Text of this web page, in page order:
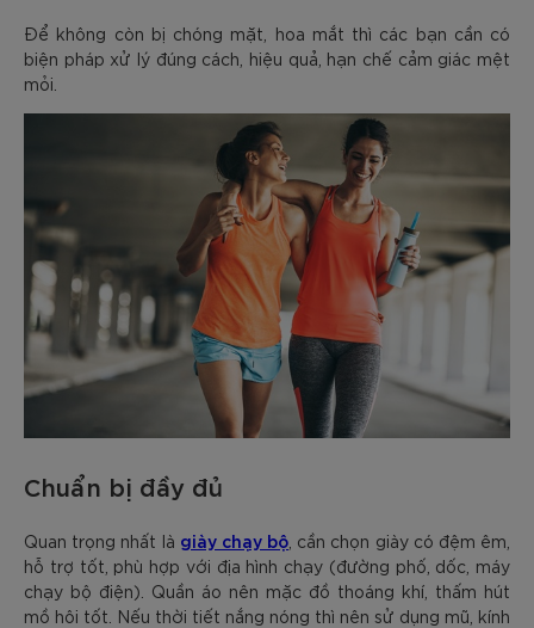
Để không còn bị chóng mặt, hoa mắt thì các bạn cần có
biện pháp xử lý đúng cách, hiệu quả, hạn chế cảm giác mệt
mỏi.
Chuẩn bị đầy đủ
Quan trọng nhất là giày chạy bộ , cần chọn giày có đệm êm,
hỗ trợ tốt, phù hợp với địa hình chạy (đường phố, dốc, máy
chạy bộ điện). Quần áo nên mặc đồ thoáng khí, thấm hút
mồ hôi tốt. Nếu thời tiết nắng nóng thì nên sử dụng mũ, kính